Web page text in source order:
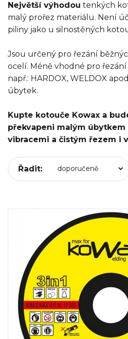
Největší výhodou tenkých
malý prořez materiálu. Není
piliny jako u silnostěných
Jsou určený pro řezání
ocelí. Méně vhodné pro
např.: HARDOX, WELDOX
úbytek.
Kupte kotouče Kowax a
překvapeni malým
vibracemi a čistým řezem i
Řadit: